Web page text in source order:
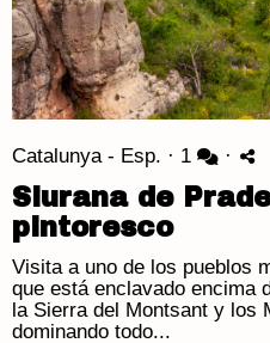
Catalunya - Esp. · 1 ·
Siurana de
pintoresco
Visita a uno de los pueblos
que está enclavado encima
la Sierra del Montsant y los
dominando todo...